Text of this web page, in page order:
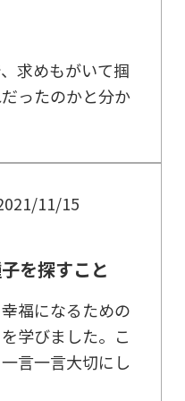
求めもがいて掴
ったのかと分か
11/15
を探すこと
福になるための
学びました。こ
言一言大切にし